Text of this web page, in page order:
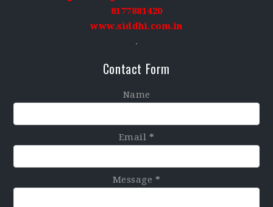
8177881420
www.siddhi.com.in
.
Contact Form
Name
Email *
Message *